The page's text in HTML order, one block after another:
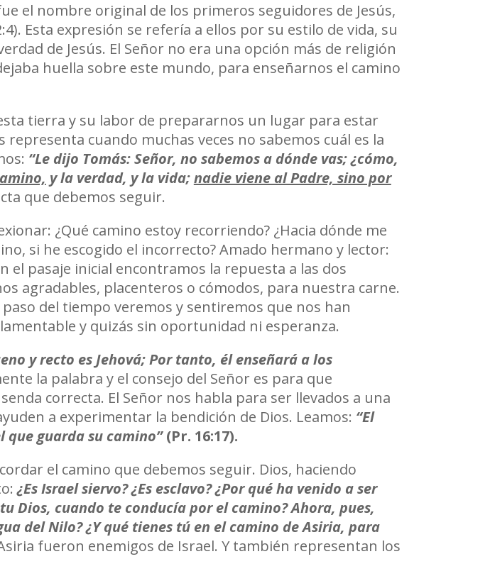
el nombre original de los primeros seguidores de Jesús,
Esta expresión se refería a ellos por su estilo de vida, su
de Jesús. El Señor no era una opción más de religión
huella sobre este mundo, para enseñarnos el camino
tierra y su labor de prepararnos un lugar para estar
cuando muchas veces no sabemos cuál es la
“Le dijo Tomás: Señor, no sabemos a dónde vas; ¿cómo,
y la verdad, y la vida;nadie viene al Padre, sino por
que debemos seguir.
¿Qué camino estoy recorriendo? ¿Hacia dónde me
si he escogido el incorrecto? Amado hermano y lector:
el pasaje inicial encontramos la repuesta a las dos
agradables, placenteros o cómodos, para nuestra carne.
del tiempo veremos y sentiremos que nos han
y quizás sin oportunidad ni esperanza.
y recto es Jehová; Por tanto, él enseñará a los
la palabra y el consejo del Señor es para que
correcta. El Señor nos habla para ser llevados a una
a experimentar la bendición de Dios. Leamos: “El
que guarda su camino”(Pr. 16:17).
el camino que debemos seguir. Dios, haciendo
¿Es Israel siervo? ¿Es esclavo? ¿Por qué ha venido a ser
Dios, cuando te conducía por el camino? Ahora, pues,
del Nilo? ¿Y qué tienes tú en el camino de Asiria, para
fueron enemigos de Israel. Y también representan los